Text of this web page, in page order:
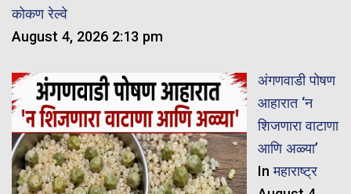
कोकण रेल्वे
August 4, 2026 2:13 pm
अंगणवाडी पोषण
आहारात ‘न
शिजणारा वाटाणा
आणि अळ्या’
Inमहाराष्ट्र